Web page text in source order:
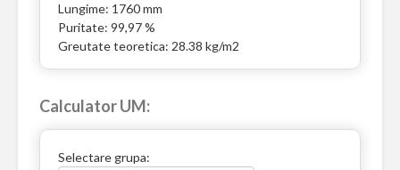
Lungime: 1760 mm
Puritate: 99,97 %
Greutate teoretica: 28.38 kg/m2
Calculator UM:
Selectare grupa: